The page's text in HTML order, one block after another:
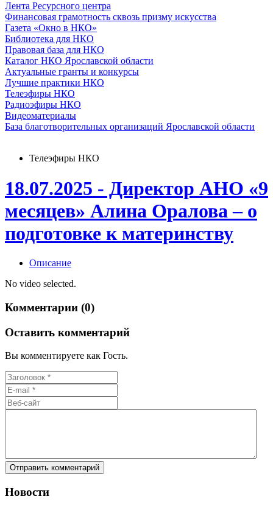
Лента Ресурсного центра
Финансовая грамотность сквозь призму искусства
Газета «Окно в НКО»
Библиотека для НКО
Правовая база для НКО
Каталог НКО Ярославской области
Актуальные гранты и конкурсы
Лучшие практики НКО
Телеэфиры НКО
Радиоэфиры НКО
Видеоматериалы
База благотворительных организаций Ярославской области
Телеэфиры НКО
18.07.2025 - Директор АНО «9
месяцев» Алина Оралова – о
подготовке к материнству
Описание
No video selected.
Комментарии (0)
Оставить комментарий
Вы комментируете как Гость.
Новости